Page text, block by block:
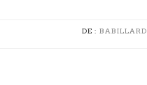
DE : BABILLARD